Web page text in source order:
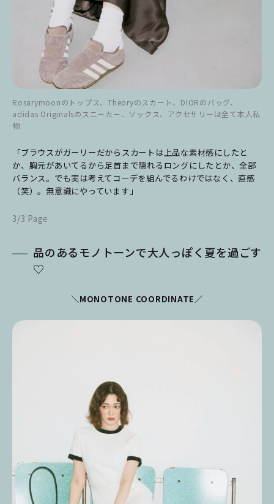
Rosarymoonのトップス、Theoryのスカート、DIORのバッグ、
adidas Originalsのスニーカー、ソックス、アクセサリーは全て本人私
物
「ブラウスがガーリーだからスカートは上品な素材感にしたと
か、胸元があいてるから足首まで隠れるロングにしたとか、全部
バランス。でも実は考えてコーデを組んでるわけではなく、直感
（笑）。無意識にやっています」
3/3 Page
品のあるモノトーンで大人っぽく夏を過ごす
♡
＼MONOTONE COORDINATE／